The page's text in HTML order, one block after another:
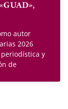
autor
2026
y
de